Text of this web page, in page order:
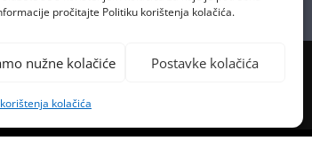
pročitajte Politiku korištenja kolačića.
nužne kolačiće Postavke kolačića
kolačića